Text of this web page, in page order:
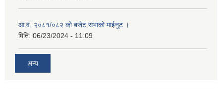
आ.व. २०८१/०८२ को बजेट सभाको माईनुट ।
मिति: 06/23/2024 - 11:09
अन्य